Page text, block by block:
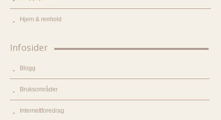
Hjem & renhold
Infosider
Blogg
Bruksområder
Internettforedrag